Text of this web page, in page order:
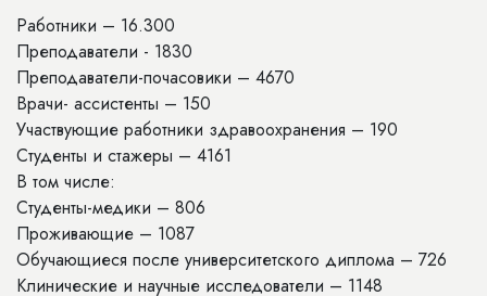
Работники – 16.300
Преподаватели - 1830
Преподаватели-почасовики – 4670
Врачи- ассистенты – 150
Участвующие работники здравоохранения – 190
Студенты и стажеры – 4161
В том числе:
Студенты-медики – 806
Проживающие – 1087
Обучающиеся после университетского диплома – 726
Клинические и научные исследователи – 1148